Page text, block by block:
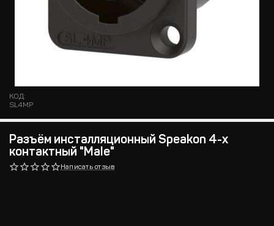
КОД:
SL4MP
Разъём инсталляционный Speakon 4-х
контактный "Male"
Написать отзыв